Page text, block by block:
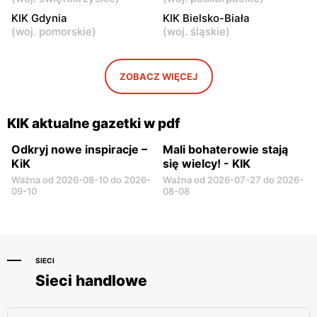
Żyrardów, ul. Kilińskiego 9 Wyszków, ul. Centralna 4
Warka, ul. Puławska 30B Pułtusk, ul. Nowy Rynek 2
KIK Gdynia
(woj. pomorskie)
KIK Bielsko-Biała
(woj. śląskie)
ZOBACZ WIĘCEJ
KIK aktualne gazetki w pdf
Odkryj nowe inspiracje –
KiK
Ważna od 2026-08-10 do 2026-
09-10
Mali bohaterowie stają
się wielcy! - KIK
Ważna od 2026-07-27 do 2026-
08-08
SIECI
Sieci handlowe